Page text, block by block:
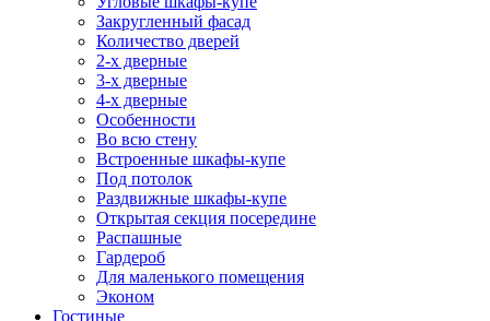
Закругленный фасад
Количество дверей
2-х дверные
3-х дверные
4-х дверные
Особенности
Во всю стену
Встроенные шкафы-купе
Под потолок
Раздвижные шкафы-купе
Открытая секция посередине
Распашные
Гардероб
Для маленького помещения
Эконом
Гостиные